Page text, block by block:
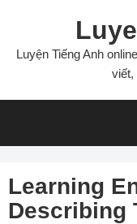
content
Luyện Tiếng Anh
viết,
Learning
Describing